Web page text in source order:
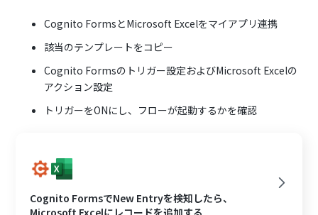
Cognito FormsとMicrosoft Excelをマイアプリ連携
該当のテンプレートをコピー
Cognito Formsのトリガー設定およびMicrosoft Excelの
アクション設定
トリガーをONにし、フローが起動するかを確認
Cognito FormsでNew Entryを検知したら、
Microsoft Excelにレコードを追加する